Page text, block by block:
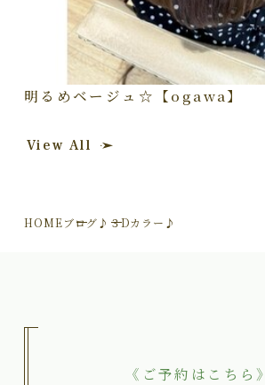
明るめベージュ☆【ogawa】
View All
HOMEブログ ♪３Dカラー♪
《ご予約はこちら》